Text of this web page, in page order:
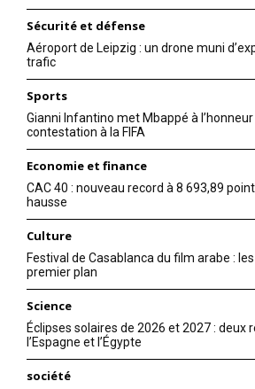
Sécurité et défense
Aéroport de Leipzig : un drone muni
trafic
Sports
Gianni Infantino met Mbappé à
contestation à la FIFA
Economie et finance
CAC 40 : nouveau record à 8 693,89
hausse
Culture
Festival de Casablanca du film arabe :
premier plan
Science
Éclipses solaires de 2026 et 2027 : deux
l’Espagne et l’Égypte
société